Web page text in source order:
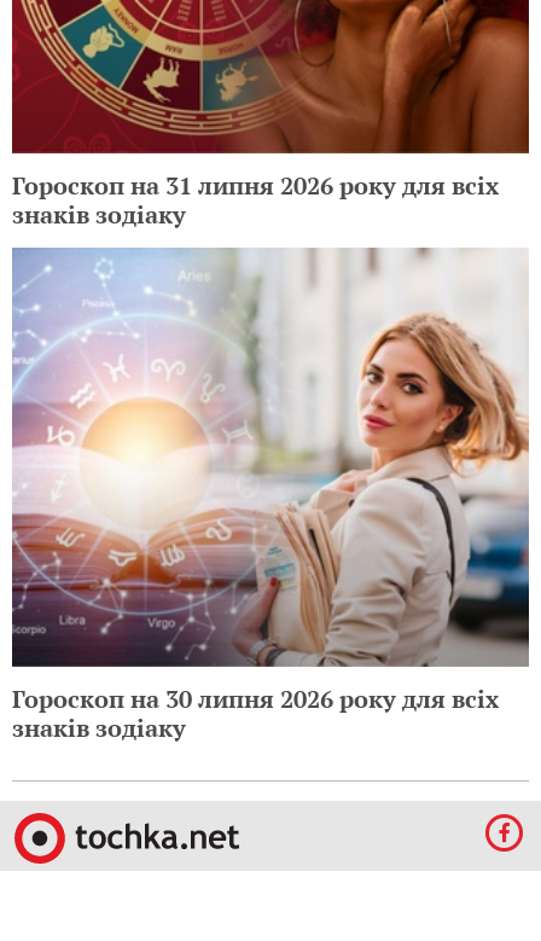
Гороскоп на 31 липня 2026 року для всіх
знаків зодіаку
Гороскоп на 30 липня 2026 року для всіх
знаків зодіаку